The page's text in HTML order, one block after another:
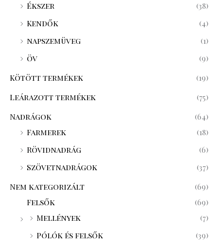
Ékszer
(38)
Kendők
(4)
napszemüveg
(1)
öv
(9)
Kötött termékek
(19)
Leárazott termékek
(75)
Nadrágok
(64)
Farmerek
(18)
Rövidnadrág
(6)
Szövetnadrágok
(37)
Nem kategorizált
(69)
Felsők
(69)
Mellények
(7)
Pólók és felsők
(39)